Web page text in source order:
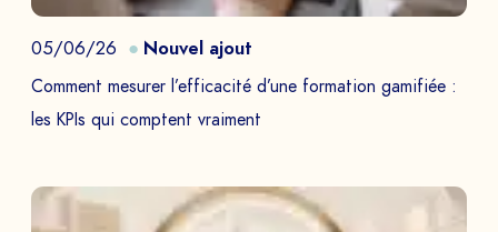
05/06/26 Nouvel ajout
Comment mesurer l’efficacité d’une formation gamifiée :
les KPIs qui comptent vraiment